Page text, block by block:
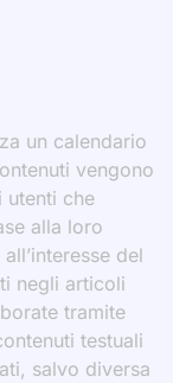
un calendario
vengono
che
alla loro
del
negli articoli
tramite
testuali
salvo diversa